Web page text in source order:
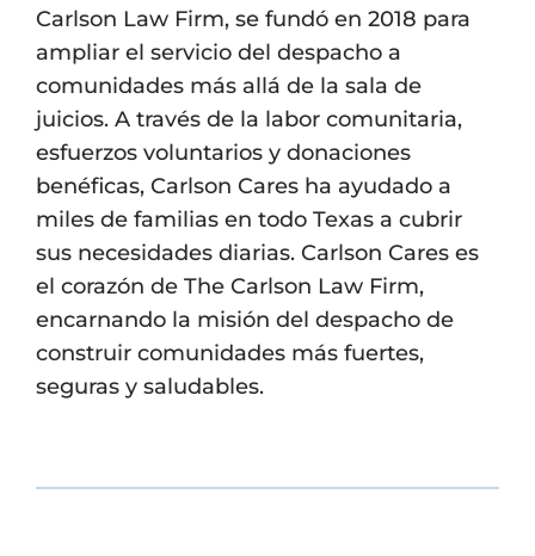
Carlson Law Firm, se fundó en 2018 para
ampliar el servicio del despacho a
comunidades más allá de la sala de
juicios. A través de la labor comunitaria,
esfuerzos voluntarios y donaciones
benéficas, Carlson Cares ha ayudado a
miles de familias en todo Texas a cubrir
sus necesidades diarias. Carlson Cares es
el corazón de The Carlson Law Firm,
encarnando la misión del despacho de
construir comunidades más fuertes,
seguras y saludables.